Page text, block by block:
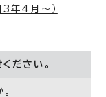
年4月～）
ださい。